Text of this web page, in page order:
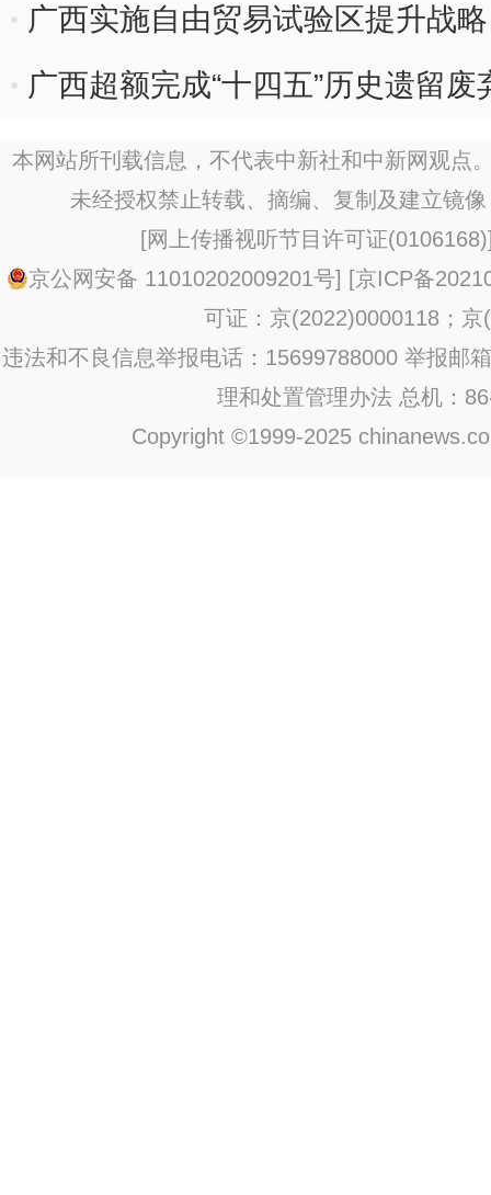
广西实施自由贸易试验区提升战
广西超额完成“十四五”历史遗留
本网站所刊载信息，不代表中新社和中新网观点
未经授权禁止转载、摘编、复制及建立镜
[网上传播视听节目许可证(0106168)
京公网安备 11010202009201号] [京ICP备
可证：京(2022)0000118；京
违法和不良信息举报电话：15699788000 举报邮
理和处置管理办法 总机：
Copyright ©1999-2025